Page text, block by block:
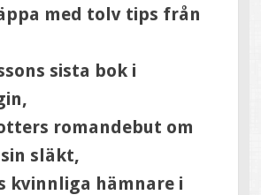
med tolv tips från
sista bok i
romandebut om
släkt,
kvinnliga hämnare i